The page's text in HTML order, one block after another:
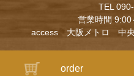
order
TEL
営業時間
access 大阪メトロ 中央